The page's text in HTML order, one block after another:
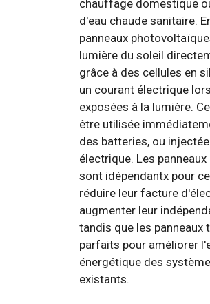
chauffage domestique
d'eau chaude sanitaire.
panneaux
lumière du soleil
grâce à des cellules en
un courant électrique
exposées à la lumière.
être utilisée
des batteries, ou
électrique. Les
sont idépendantx pour
réduire leur facture
augmenter leur
tandis que les panneaux
parfaits pour améliorer
énergétique des
existants.